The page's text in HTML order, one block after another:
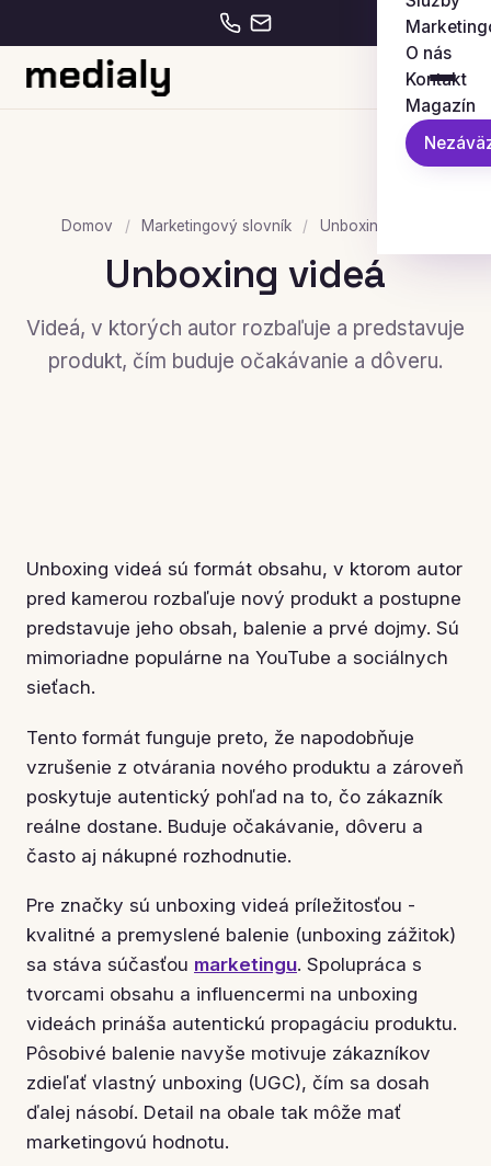
O nás
Kontakt
Magazín
Domov / Marketingový slovník / Unboxing videá
Unboxing videá
Videá, v ktorých autor rozbaľuje a predstavuje
produkt, čím buduje očakávanie a dôveru.
Unboxing videá sú formát obsahu, v ktorom autor
pred kamerou rozbaľuje nový produkt a postupne
predstavuje jeho obsah, balenie a prvé dojmy. Sú
mimoriadne populárne na YouTube a sociálnych
sieťach.
Tento formát funguje preto, že napodobňuje
vzrušenie z otvárania nového produktu a zároveň
poskytuje autentický pohľad na to, čo zákazník
reálne dostane. Buduje očakávanie, dôveru a
často aj nákupné rozhodnutie.
Pre značky sú unboxing videá príležitosťou -
kvalitné a premyslené balenie (unboxing zážitok)
sa stáva súčasťou marketingu. Spolupráca s
tvorcami obsahu a influencermi na unboxing
videách prináša autentickú propagáciu produktu.
Pôsobivé balenie navyše motivuje zákazníkov
zdieľať vlastný unboxing (UGC), čím sa dosah
ďalej násobí. Detail na obale tak môže mať
marketingovú hodnotu.